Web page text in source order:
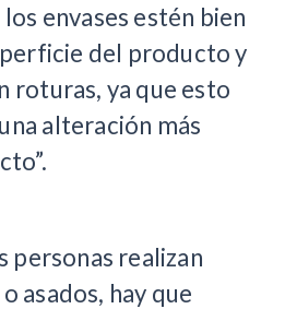
envases estén bien
del producto y
roturas, ya que esto
alteración más
personas realizan
asados, hay que